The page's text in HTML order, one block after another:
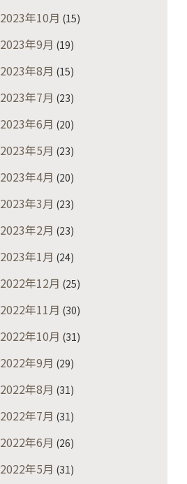
2023年10月 (15)
2023年9月 (19)
2023年8月 (15)
2023年7月 (23)
2023年6月 (20)
2023年5月 (23)
2023年4月 (20)
2023年3月 (23)
2023年2月 (23)
2023年1月 (24)
2022年12月 (25)
2022年11月 (30)
2022年10月 (31)
2022年9月 (29)
2022年8月 (31)
2022年7月 (31)
2022年6月 (26)
2022年5月 (31)